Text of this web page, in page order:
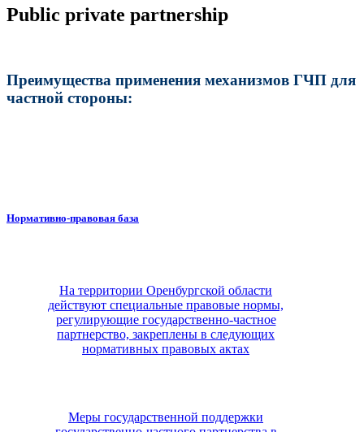
Public private partnership
Преимущества применения механизмов ГЧП для
частной стороны:
Нормативно-правовая база
На территории Оренбургской области
действуют специальные правовые нормы,
регулирующие государственно-частное
партнерство, закреплены в следующих
нормативных правовых актах
Меры государственной поддержки